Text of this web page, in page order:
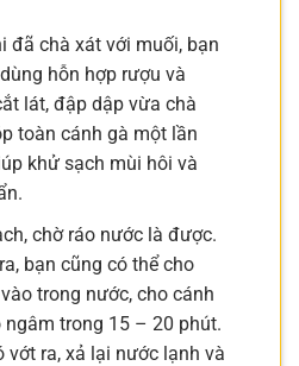
đã chà xát với muối, bạn
hỗn hợp rượu và
lát, đập dập vừa chà
toàn cánh gà một lần
khử sạch mùi hôi và
chờ ráo nước là được.
bạn cũng có thể cho
trong nước, cho cánh
ngâm trong 15 – 20 phút.
vớt ra, xả lại nước lạnh và